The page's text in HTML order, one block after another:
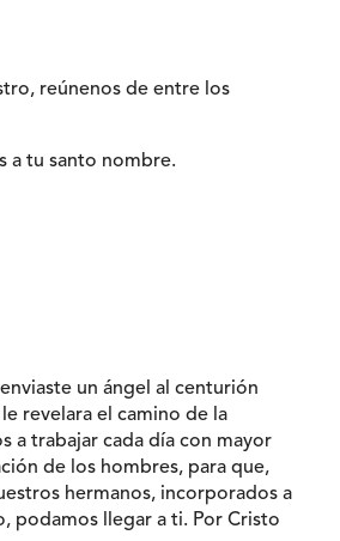
reúnenos de entre los
a tu santo nombre.
un ángel al centurión
revelara el camino de la
a trabajar cada día con mayor
de los hombres, para que,
hermanos, incorporados a
podamos llegar a ti. Por Cristo